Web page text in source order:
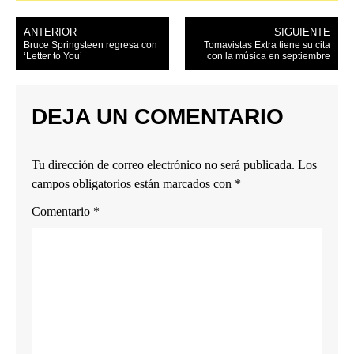
ANTERIOR
Bruce Springsteen regresa con
‘Letter to You’
SIGUIENTE
Tomavistas Extra tiene su cita
con la música en septiembre
DEJA UN COMENTARIO
Tu dirección de correo electrónico no será publicada. Los
campos obligatorios están marcados con *
Comentario *